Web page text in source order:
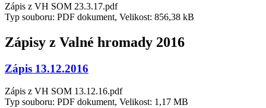
Zápis z VH SOM 23.3.17.pdf
Typ souboru: PDF dokument, Velikost: 856,38 kB
Zápisy z Valné hromady 2016
Zápis 13.12.2016
Zápis z VH SOM 13.12.16.pdf
Typ souboru: PDF dokument, Velikost: 1,17 MB